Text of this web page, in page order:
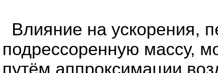
Влияние на ускорения,
подрессоренную массу,
путём аппроксимации